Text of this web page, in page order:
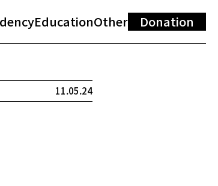
EducationOther Donation
11.05.24